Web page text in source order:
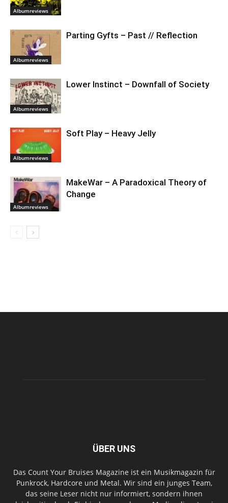
Albumreviews
Albumreviews
Parting Gyfts – Past // Reflection
Albumreviews
Lower Instinct – Downfall of Society
Albumreviews
Soft Play – Heavy Jelly
Albumreviews
MakeWar – A Paradoxical Theory of
Change
ÜBER UNS
Das Count Your Bruises Magazine ist ein Musikmagazin für
Punkrock, Hardcore und Metal. Wir sind ein junges Team,
das seine Leser nicht nur informiert, sondern ihnen